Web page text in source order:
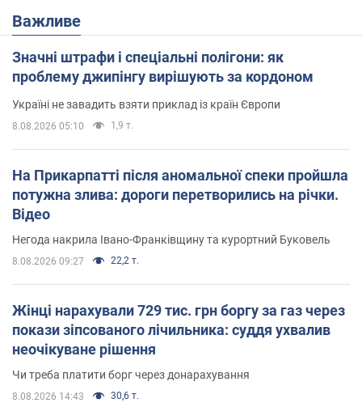
Важливе
Значні штрафи і спеціальні полігони: як
проблему джипінгу вирішують за кордоном
Україні не завадить взяти приклад із країн Європи
8.08.2026 05:10 1,9 т.
На Прикарпатті після аномальної спеки пройшла
потужна злива: дороги перетворились на річки.
Відео
Негода накрила Івано-Франківщину та курортний Буковель
8.08.2026 09:27 22,2 т.
Жінці нарахували 729 тис. грн боргу за газ через
покази зіпсованого лічильника: суддя ухвалив
неочікуване рішення
Чи треба платити борг через донарахування
8.08.2026 14:43 30,6 т.